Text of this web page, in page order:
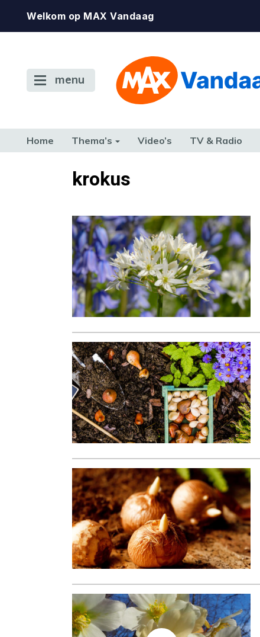
Welkom op MAX Vandaag
menu
Home Thema’s Video’s TV & Radio
TERUG NAAR TOENkrokus